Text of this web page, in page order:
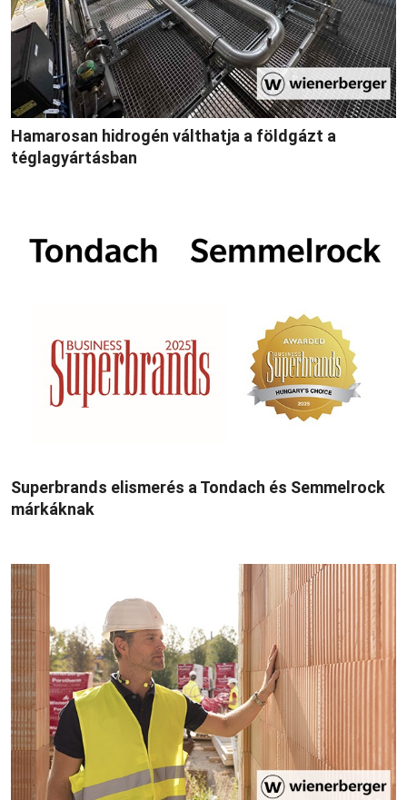
Hamarosan hidrogén válthatja a földgázt a
téglagyártásban
Superbrands elismerés a Tondach és Semmelrock
márkáknak